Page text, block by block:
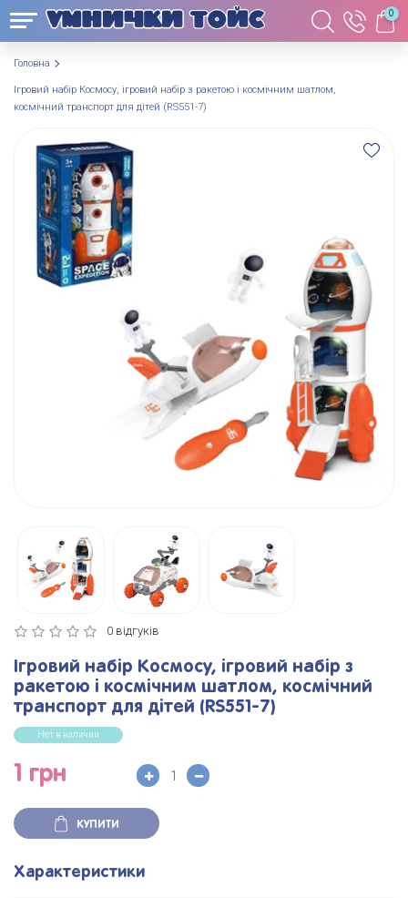
0
Головна
Ігровий набір Космосу, ігровий набір з ракетою і космічним шатлом,
космічний транспорт для дітей (RS551-7)
0 відгуків
Ігровий набір Космосу, ігровий набір з
ракетою і космічним шатлом, космічний
транспорт для дітей (RS551-7)
Нет в наличии
1 грн
КУПИТИ
Характеристики